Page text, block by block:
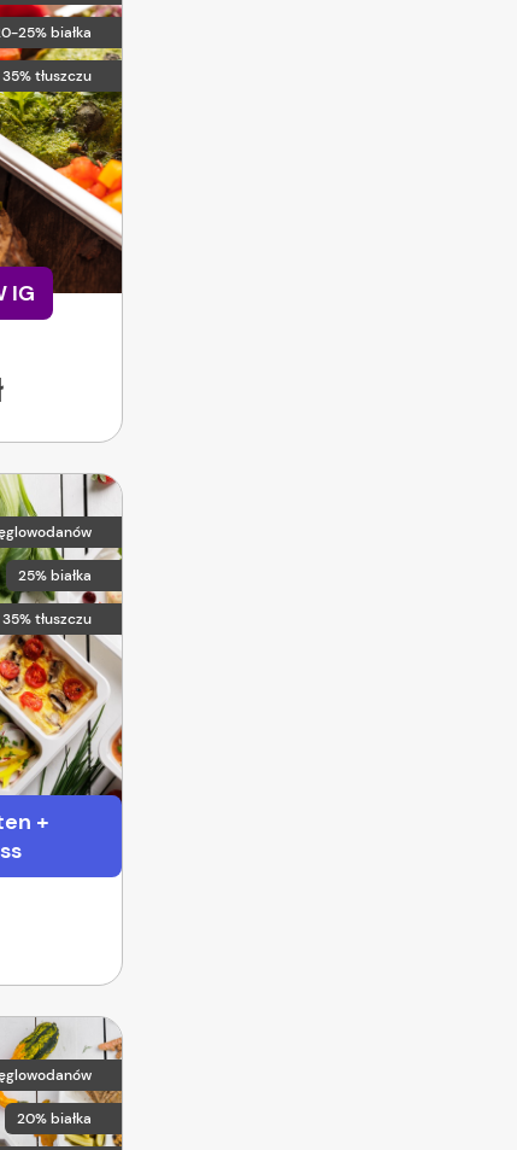
25% białka
35% tłuszczu
IG
25% białka
35% tłuszczu
+
20% białka